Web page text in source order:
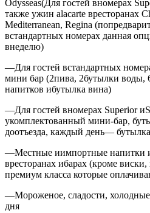
Odysseas(Для гостей вномерах
также ужин alacarte вресторанах
Mediterranean, Regina
встандартных номерах данная
внеделю)
—Для гостей встандартных
мини бар (2пива, 2бутылки воды,
напитков ибутылка вина)
—Для гостей вномерах Superior
укомплектованный мини-бар,
доотъезда, каждый день—
—Местные иимпортные напитки
вресторанах ибарах (кроме
премиум класса которые
—Мороженое, сладости, холодные
дня